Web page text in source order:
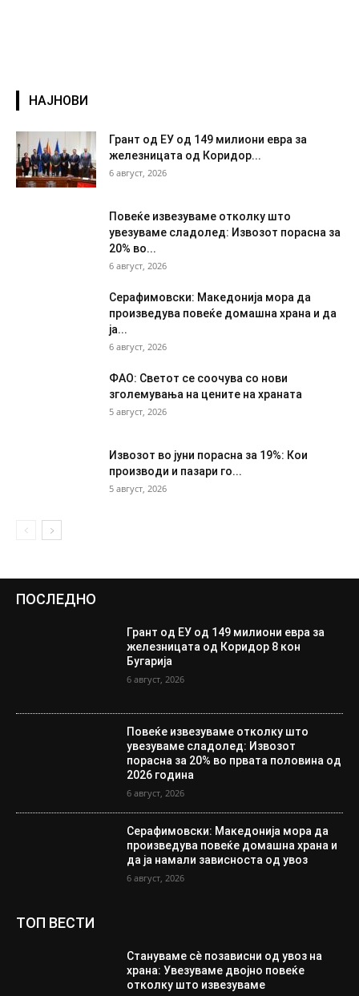
НАЈНОВИ
Грант од ЕУ од 149 милиони евра за
железницата од Коридор...
6 август, 2026
Повеќе извезуваме отколку што
увезуваме сладолед: Извозот порасна за
20% во...
6 август, 2026
Серафимовски: Македонија мора да
произведува повеќе домашна храна и да
ја...
6 август, 2026
ФАО: Светот се соочува со нови
зголемувања на цените на храната
5 август, 2026
Извозот во јуни порасна за 19%: Кои
производи и пазари го...
5 август, 2026
ПОСЛЕДНО
Грант од ЕУ од 149 милиони евра за
железницата од Коридор 8 кон
Бугарија
6 август, 2026
Повеќе извезуваме отколку што
увезуваме сладолед: Извозот
порасна за 20% во првата половина од
2026 година
6 август, 2026
Серафимовски: Македонија мора да
произведува повеќе домашна храна и
да ја намали зависноста од увоз
6 август, 2026
ТОП ВЕСТИ
Стануваме сè позависни од увоз на
храна: Увезуваме двојно повеќе
отколку што извезуваме